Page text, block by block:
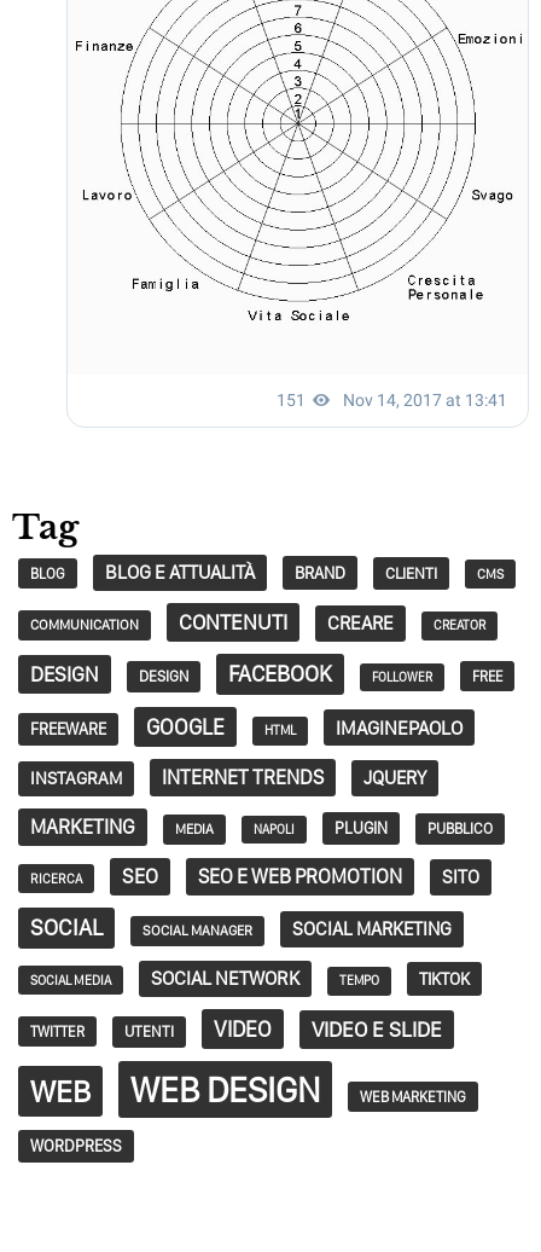
Tag
BLOG BLOG E ATTUALITÀ BRAND CLIENTI CMS
COMMUNICATION CONTENUTI CREARE CREATOR
DESIGN DESIGN FACEBOOK FOLLOWER FREE
FREEWARE GOOGLE HTML IMAGINEPAOLO
INSTAGRAM INTERNET TRENDS JQUERY
MARKETING MEDIA NAPOLI PLUGIN PUBBLICO
RICERCA SEO SEO E WEB PROMOTION SITO
SOCIAL SOCIAL MANAGER SOCIAL MARKETING
SOCIAL MEDIA SOCIAL NETWORK TEMPO TIKTOK
TWITTER UTENTI VIDEO VIDEO E SLIDE
WEB WEB DESIGN WEB MARKETING
WORDPRESS